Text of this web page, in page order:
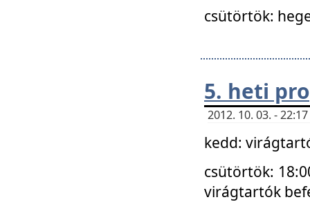
csütörtök:
5. heti
2012. 10. 03. -
kedd:
csütörtök:
virágtartók